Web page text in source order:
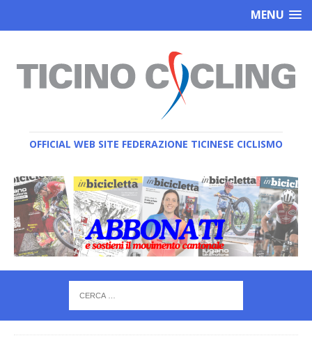
MENU
OFFICIAL WEB SITE FEDERAZIONE TICINESE CICLISMO